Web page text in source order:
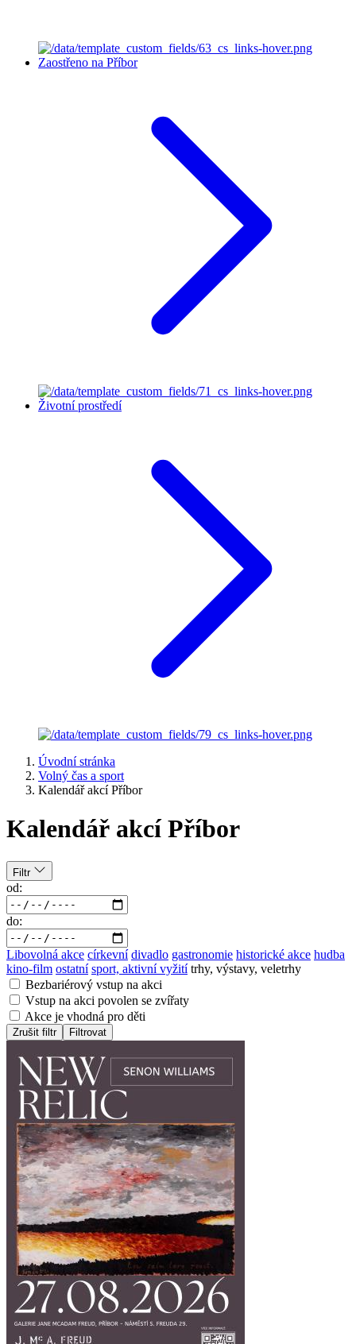
Zaostřeno na Příbor
Životní prostředí
Úvodní stránka
Volný čas a sport
Kalendář akcí Příbor
Kalendář akcí Příbor
Filtr
od:
do:
Libovolná akce církevní divadlo gastronomie historické akce hudba
kino-film ostatní sport, aktivní vyžití trhy, výstavy, veletrhy
Bezbariérový vstup na akci
Vstup na akci povolen se zvířaty
Akce je vhodná pro děti
Zrušit filtr Filtrovat